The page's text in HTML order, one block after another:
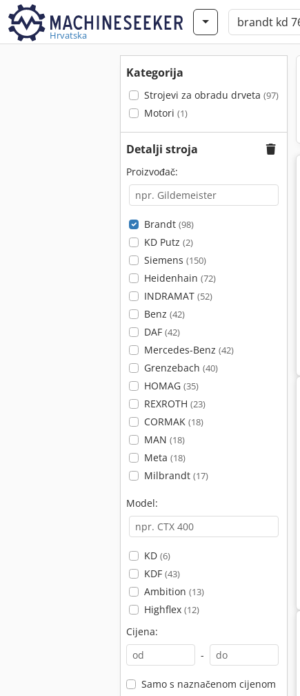
Hrvatska
Kategorija
Strojevi za obradu drveta (97)
Motori (1)
Detalji stroja
Proizvođač:
Brandt (98)
KD Putz (2)
Siemens (150)
Heidenhain (72)
INDRAMAT (52)
Benz (42)
DAF (42)
Mercedes-Benz (42)
Grenzebach (40)
HOMAG (35)
REXROTH (23)
CORMAK (18)
MAN (18)
Meta (18)
Milbrandt (17)
Model:
KD (6)
KDF (43)
Ambition (13)
Highflex (12)
Cijena:
-
Samo s naznačenom cijenom